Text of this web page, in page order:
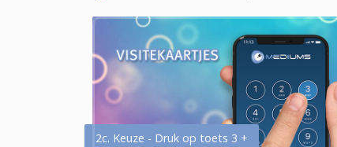
2c. Keuze - Druk op toets 3 +